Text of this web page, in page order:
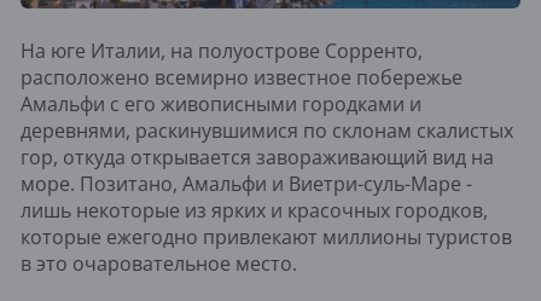
На юге Италии, на полуострове Сорренто,
расположено всемирно известное побережье
Амальфи с его живописными городками и
деревнями, раскинувшимися по склонам скалистых
гор, откуда открывается завораживающий вид на
море. Позитано, Амальфи и Виетри-суль-Маре -
лишь некоторые из ярких и красочных городков,
которые ежегодно привлекают миллионы туристов
в это очаровательное место.